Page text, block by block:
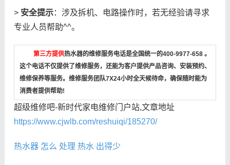
> 安全提示：涉及拆机、电路操作时，若无经验请寻求
专业人员帮助^^。
第三方提供热水器的维修服务电话是全国统一的400-9977-658 。
这个电话不仅提供了维修服务，还能为客户提供产品咨询、安装预约、
维修保养等服务。维修服务团队7X24小时全天候待命，确保随时能为
消费者提供帮助!
超级维修吧-新时代家电维修门户站,文章地址
https://www.cjwlb.com/reshuiqi/185270/
热水器 怎么 处理 热水 出得少